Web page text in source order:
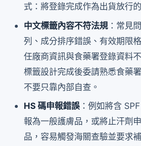
式：將登錄完成作為出貨放行
中文標籤內容不符法規：常見
列、成分排序錯誤、有效期限
任廠商資訊與食藥署登錄資料
標籤設計完成後委請熟悉食藥
不要只靠內部自查。
HS 碼申報錯誤：例如將含
報為一般護膚品，或將止汗劑
品，容易觸發海關查驗並要求